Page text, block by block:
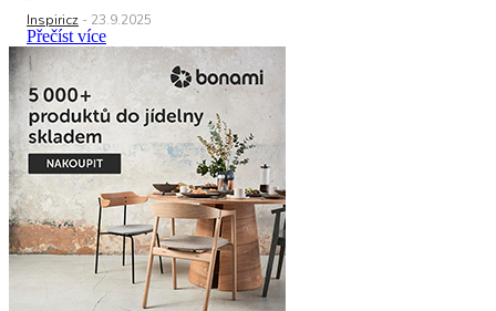
Inspiricz - 23.9.2025
Přečíst více